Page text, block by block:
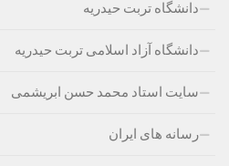
دانشگاه تربت حیدریه
دانشگاه آزاد اسلامی تربت حیدریه
سایت استاد محمد حسن ابریشمی
رسانه های ایران